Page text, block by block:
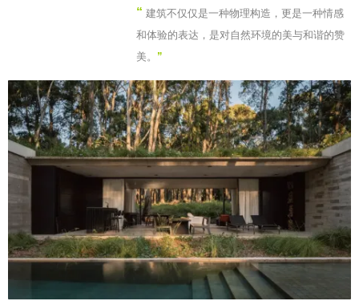
“ 建筑不仅仅是一种物理构造，更是一种情感
和体验的表达，是对自然环境的美与和谐的赞
美。 ”